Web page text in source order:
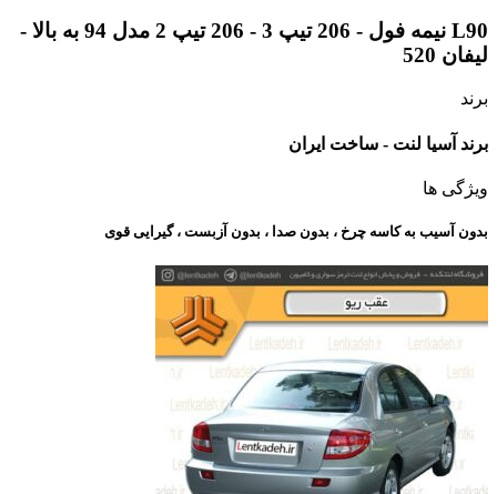
L90 نیمه فول - 206 تیپ 3 - 206 تیپ 2 مدل 94 به بالا -
لیفان 520
برند
برند آسیا لنت - ساخت ایران
ویژگی ها
بدون آسیب به کاسه چرخ ، بدون صدا ، بدون آزبست ، گیرایی قوی​